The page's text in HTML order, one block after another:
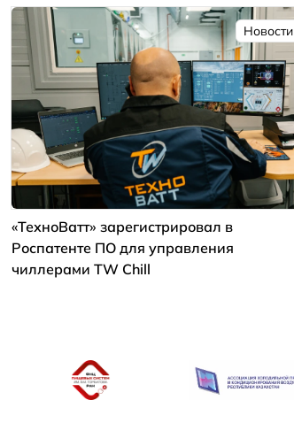
Новости
«ТехноВатт» зарегистрировал в
Роспатенте ПО для управления
чиллерами TW Chill